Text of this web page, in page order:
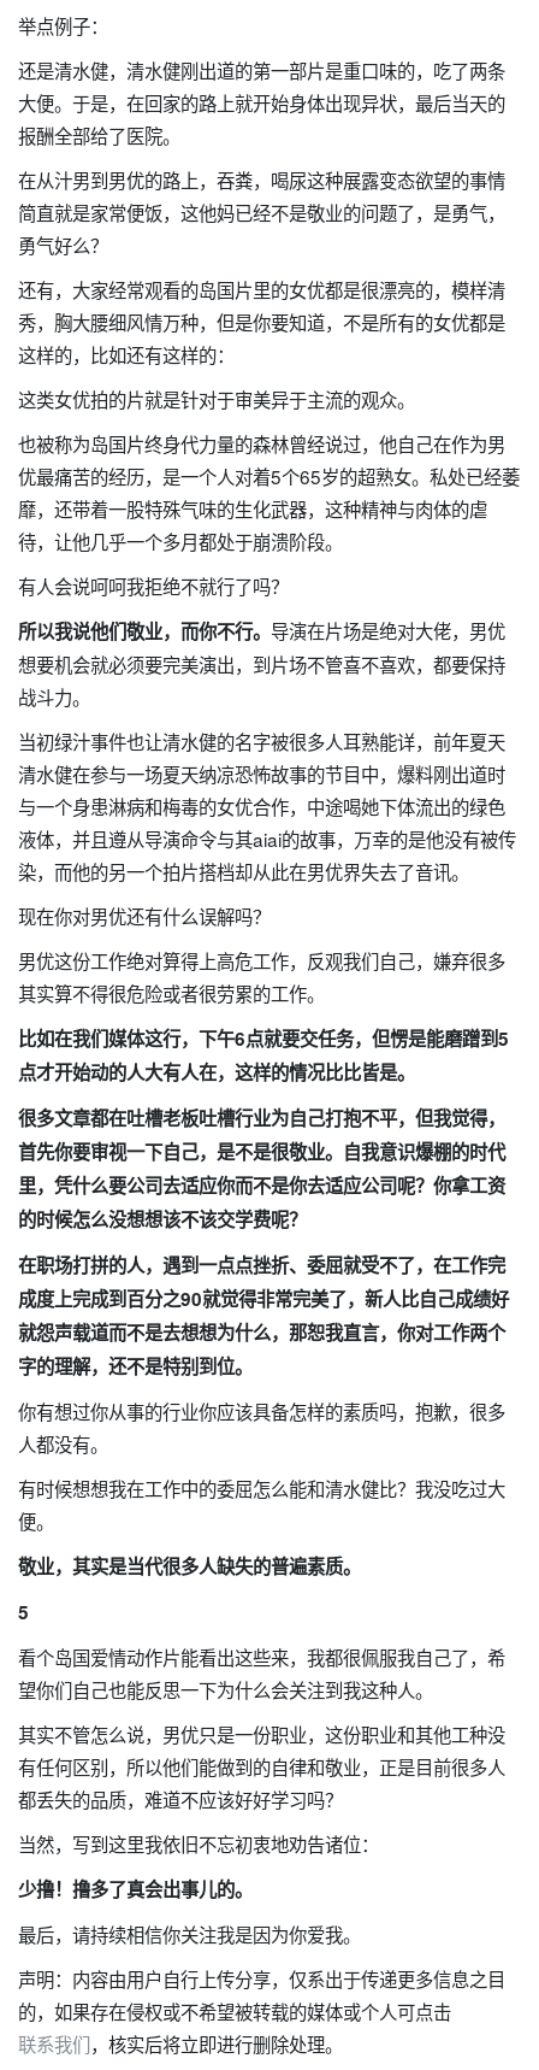
举点例子：
还是清水健，清水健刚出道的第一部片是重口味的，吃了两条
大便。于是，在回家的路上就开始身体出现异状，最后当天的
报酬全部给了医院。
在从汁男到男优的路上，吞粪，喝尿这种展露变态欲望的事情
简直就是家常便饭，这他妈已经不是敬业的问题了，是勇气，
勇气好么？
还有，大家经常观看的岛国片里的女优都是很漂亮的，模样清
秀，胸大腰细风情万种，但是你要知道，不是所有的女优都是
这样的，比如还有这样的：
这类女优拍的片就是针对于审美异于主流的观众。
也被称为岛国片终身代力量的森林曾经说过，他自己在作为男
优最痛苦的经历，是一个人对着5个65岁的超熟女。私处已经萎
靡，还带着一股特殊气味的生化武器，这种精神与肉体的虐
待，让他几乎一个多月都处于崩溃阶段。
有人会说呵呵我拒绝不就行了吗？
所以我说他们敬业，而你不行。 导演在片场是绝对大佬，男优
想要机会就必须要完美演出，到片场不管喜不喜欢，都要保持
战斗力。
当初绿汁事件也让清水健的名字被很多人耳熟能详，前年夏天
清水健在参与一场夏天纳凉恐怖故事的节目中，爆料刚出道时
与一个身患淋病和梅毒的女优合作，中途喝她下体流出的绿色
液体，并且遵从导演命令与其aiai的故事，万幸的是他没有被传
染，而他的另一个拍片搭档却从此在男优界失去了音讯。
现在你对男优还有什么误解吗？
男优这份工作绝对算得上高危工作，反观我们自己，嫌弃很多
其实算不得很危险或者很劳累的工作。
比如在我们媒体这行，下午6点就要交任务，但愣是能磨蹭到5
点才开始动的人大有人在，这样的情况比比皆是。
很多文章都在吐槽老板吐槽行业为自己打抱不平，但我觉得，
首先你要审视一下自己，是不是很敬业。自我意识爆棚的时代
里，凭什么要公司去适应你而不是你去适应公司呢？你拿工资
的时候怎么没想想该不该交学费呢？
在职场打拼的人，遇到一点点挫折、委屈就受不了，在工作完
成度上完成到百分之90就觉得非常完美了，新人比自己成绩好
就怨声载道而不是去想想为什么，那恕我直言，你对工作两个
字的理解，还不是特别到位。
你有想过你从事的行业你应该具备怎样的素质吗，抱歉，很多
人都没有。
有时候想想我在工作中的委屈怎么能和清水健比？我没吃过大
便。
敬业，其实是当代很多人缺失的普遍素质。
5
看个岛国爱情动作片能看出这些来，我都很佩服我自己了，希
望你们自己也能反思一下为什么会关注到我这种人。
其实不管怎么说，男优只是一份职业，这份职业和其他工种没
有任何区别，所以他们能做到的自律和敬业，正是目前很多人
都丢失的品质，难道不应该好好学习吗？
当然，写到这里我依旧不忘初衷地劝告诸位：
少撸！撸多了真会出事儿的。
最后，请持续相信你关注我是因为你爱我。
声明：内容由用户自行上传分享，仅系出于传递更多信息之目
的，如果存在侵权或不希望被转载的媒体或个人可点击
联系我们，核实后将立即进行删除处理。